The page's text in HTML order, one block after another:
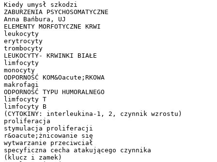
Kiedy umysł szkodzi
ZABURZENIA PSYCHOSOMATYCZNE
Anna Bańbura, UJ
ELEMENTY MORFOTYCZNE KRWI
leukocyty
erytrocyty
trombocyty
LEUKOCYTY- KRWINKI BIAŁE
limfocyty
monocyty
ODPORNOŚĆ KOM&Oacute;RKOWA
makrofagi
ODPORNOŚĆ TYPU HUMORALNEGO
limfocyty T
limfocyty B
(CYTOKINY: interleukina-1, 2, czynnik wzrostu)
proliferacja
stymulacja proliferacji
r&oacute;żnicowanie się
wytwarzanie przeciwciał
specyficzna cecha atakującego czynnika
(klucz i zamek)